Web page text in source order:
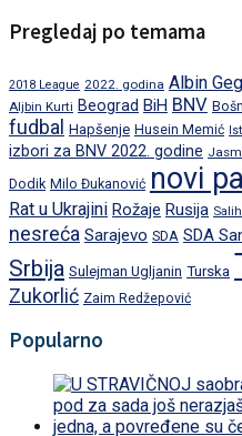
Pregledaj po temama
2018 League 2022. godina Albin
Aljbin Kurti Beograd BiH BNV
fudbal Hapšenje Husein Memić
izbori za BNV 2022. godine
Dodik Milo Đukanović novi
Rat u Ukrajini Rožaje Rusija
nesreća Sarajevo SDA SDA
Srbija Sulejman Ugljanin Turska
Zukorlić Zaim Redžepović
Popularno